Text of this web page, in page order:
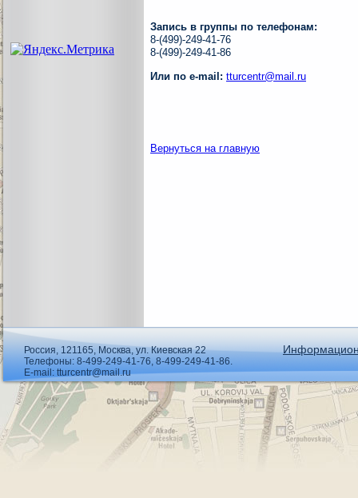
Запись в группы по телефонам:
8-(499)-249-41-76
8-(499)-249-41-86
Или по e-mail: tturcentr@mail.ru
Вернуться на главную
Россия, 121165, Москва, ул. Киевская 22
Телефоны: 8-499-249-41-76, 8-499-249-41-86.
E-mail: tturcentr@mail.ru